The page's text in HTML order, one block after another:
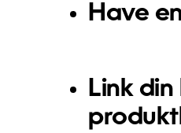
Have
Link